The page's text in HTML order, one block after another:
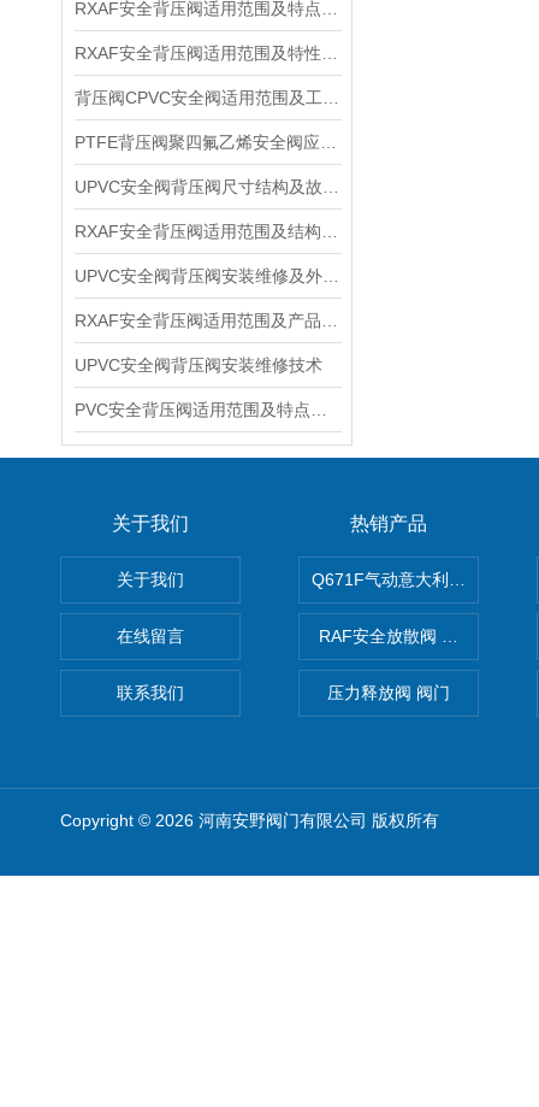
UPVC安全阀背压阀安装维修技术
关于我们
关于我们
在线留言
联系我们
热销产品
Q671F气动意大利式薄型球阀
RAF安全放散阀 阀生产
压力释放阀 阀门
Copyright © 2026 河南安野阀门有限公司 版权所有